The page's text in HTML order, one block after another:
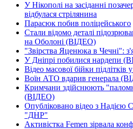
У Нікополі на засіданні
відбулася стрілянина
Парасюк побив поліцейського
Стали відомо деталі
на Оболоні (ВІДЕО)
"Звірства Яценюка в Чечні":
У Дніпрі побилися нардепи
Відео масової бійки підлітків
Воїн АТО вдарив генерала
Кримчани здійснюють
(ВІДЕО)
Опубліковано відео з Надією
"ДНР"
Активістка Femen зірвала